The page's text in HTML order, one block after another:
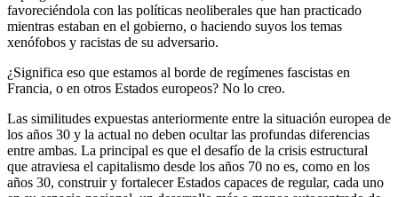
favoreciéndola con las políticas neoliberales que han practicado
mientras estaban en el gobierno, o haciendo suyos los temas
xenófobos y racistas de su adversario.
¿Significa eso que estamos al borde de regímenes fascistas en
Francia, o en otros Estados europeos? No lo creo.
Las similitudes expuestas anteriormente entre la situación europea de
los años 30 y la actual no deben ocultar las profundas diferencias
entre ambas. La principal es que el desafío de la crisis estructural
que atraviesa el capitalismo desde los años 70 no es, como en los
años 30, construir y fortalecer Estados capaces de regular, cada uno